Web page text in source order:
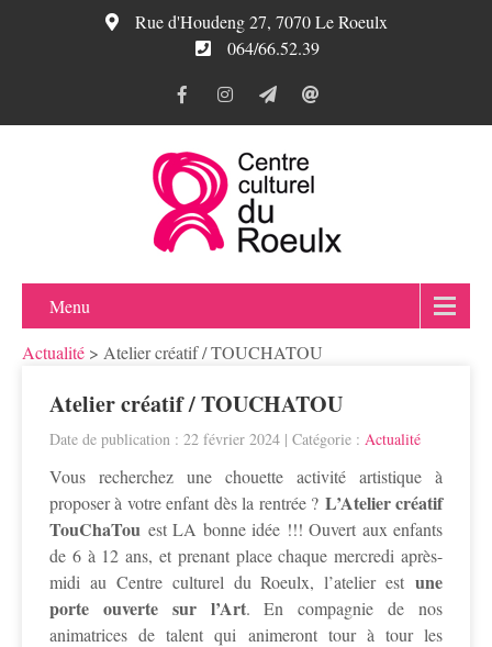
Rue d'Houdeng 27, 7070 Le Roeulx
064/66.52.39
Menu
Actualité > Atelier créatif / TOUCHATOU
Atelier créatif / TOUCHATOU
Date de publication : 22 février 2024 | Catégorie : Actualité
Vous recherchez une chouette activité artistique à
proposer à votre enfant dès la rentrée ? L’Atelier créatif
TouChaTou est LA bonne idée !!! Ouvert aux enfants
de 6 à 12 ans, et prenant place chaque mercredi après-
midi au Centre culturel du Roeulx, l’atelier est une
porte ouverte sur l’Art. En compagnie de nos
animatrices de talent qui animeront tour à tour les